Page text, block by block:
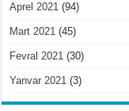
Aprel 2021 (94)
Mart 2021 (45)
Fevral 2021 (30)
Yanvar 2021 (3)